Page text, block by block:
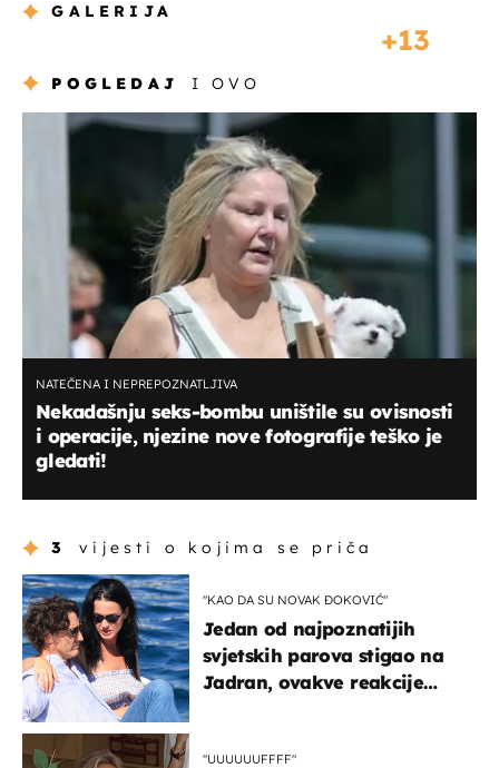
GALERIJA
13
POGLEDAJ I OVO
NATEČENA I NEPREPOZNATLJIVA
Nekadašnju seks-bombu uništile su ovisnosti
i operacije, njezine nove fotografije teško je
gledati!
3 vijesti o kojima se priča
"KAO DA SU NOVAK ĐOKOVIĆ"
Jedan od najpoznatijih
svjetskih parova stigao na
Jadran, ovakve reakcije
"UUUUUUFFFF"